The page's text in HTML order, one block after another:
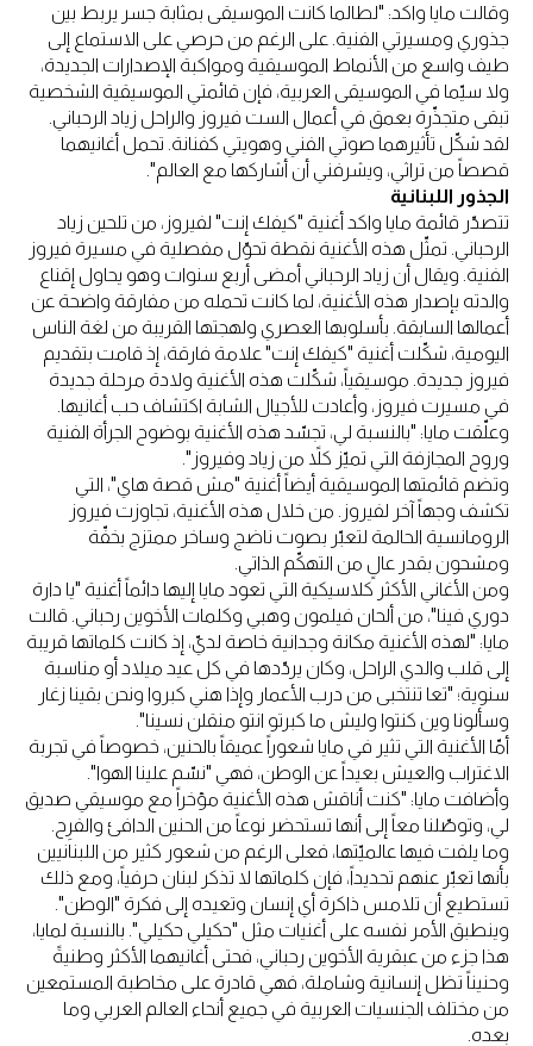
وقالت مايا واكد: "لطالما كانت الموسيقى بمثابة جسر يربط بين
جذوري ومسيرتي الفنية. على الرغم من حرصي على الاستماع إلى
طيف واسع من الأنماط الموسيقية ومواكبة الإصدارات الجديدة،
ولا سيّما في الموسيقى العربية، فإن قائمتي الموسيقية الشخصية
تبقى متجذّرة بعمق في أعمال الست فيروز والراحل زياد الرحباني.
لقد شكّل تأثيرهما صوتي الفني وهويتي كفنانة. تحمل أغانيهما
قصصاً من تراثي، ويشرفني أن أشاركها مع العالم".
الجذور اللبنانية
تتصدّر قائمة مايا واكد أغنية "كيفك إنت" لفيروز، من تلحين زياد
الرحباني. تمثّل هذه الأغنية نقطة تحوّل مفصلية في مسيرة فيروز
الفنية. ويقال أن زياد الرحباني أمضى أربع سنوات وهو يحاول إقناع
والدته بإصدار هذه الأغنية، لما كانت تحمله من مفارقة واضحة عن
أعمالها السابقة. بأسلوبها العصري ولهجتها القريبة من لغة الناس
اليومية، شكّلت أغنية "كيفك إنت" علامة فارقة، إذ قامت بتقديم
فيروز جديدة. موسيقياً، شكّلت هذه الأغنية ولادة مرحلة جديدة
في مسيرت فيروز، وأعادت للأجيال الشابة اكتشاف حب أغانيها.
وعلّقت مايا: "بالنسبة لي، تجسّد هذه الأغنية بوضوح الجرأة الفنية
وروح المجازفة التي تميّز كلاً من زياد وفيروز".
وتضم قائمتها الموسيقية أيضاً أغنية "مش قصة هاي"، التي
تكشف وجهاً آخر لفيروز. من خلال هذه الأغنية، تجاوزت فيروز
الرومانسية الحالمة لتعبّر بصوت ناضج وساخر ممتزج بخفّة
ومشحون بقدر عالٍ من التهكّم الذاتي.
ومن الأغاني الأكثر كلاسيكية التي تعود مايا إليها دائماً أغنية "يا دارة
دوري فينا"، من ألحان فيلمون وهبي وكلمات الأخوين رحباني. قالت
مايا: "لهذه الأغنية مكانة وجدانية خاصة لديّ، إذ كانت كلماتها قريبة
إلى قلب والدي الراحل، وكان يردّدها في كل عيد ميلاد أو مناسبة
سنوية؛ "تعا تنتخبى من درب الأعمار وإذا هني كبروا ونحن بقينا زغار
وسألونا وين كنتوا وليش ما كبرتو انتو منقلن نسينا".
أمّا الأغنية التي تثير في مايا شعوراً عميقاً بالحنين، خصوصاً في تجربة
الاغتراب والعيش بعيداً عن الوطن، فهي "نسّم علينا الهوا".
وأضافت مايا: "كنت أناقش هذه الأغنية مؤخراً مع موسيقي صديق
لي، وتوصّلنا معاً إلى أنها تستحضر نوعاً من الحنين الدافئ والفرِح.
وما يلفت فيها عالميّتها، فعلى الرغم من شعور كثير من اللبنانيين
بأنها تعبّر عنهم تحديداً، فإن كلماتها لا تذكر لبنان حرفياً، ومع ذلك
تستطيع أن تلامس ذاكرة أي إنسان وتعيده إلى فكرة "الوطن".
وينطبق الأمر نفسه على أغنيات مثل "حكيلي حكيلي". بالنسبة لمايا،
هذا جزء من عبقرية الأخوين رحباني، فحتى أغانيهما الأكثر وطنيةً
وحنيناً تظل إنسانية وشاملة، فهي قادرة على مخاطبة المستمعين
من مختلف الجنسيات العربية في جميع أنحاء العالم العربي وما
بعده.